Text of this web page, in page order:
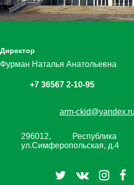
Директор
Фурман Наталья Анатольевна
+7 36567 2-10-95
arm-ckid@yandex.ru
296012, Республика
ул.Симферопольская, д.4